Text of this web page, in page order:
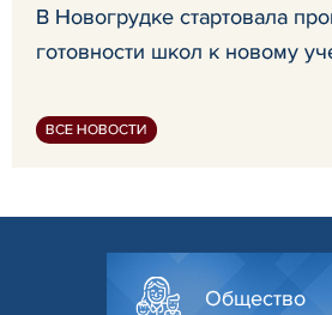
В Новогрудке стартовала
готовности школ к новому
ВСЕ НОВОСТИ
Общество